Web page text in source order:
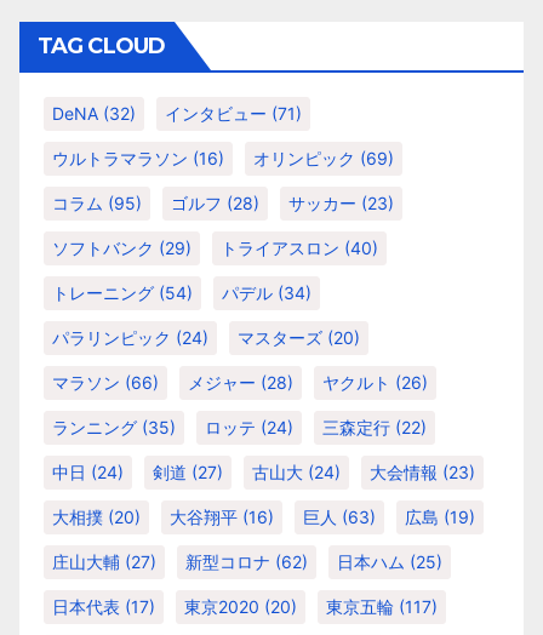
リ
TAG CLOUD
DeNA (32) インタビュー (71)
ウルトラマラソン (16) オリンピック (69)
コラム (95) ゴルフ (28) サッカー (23)
ソフトバンク (29) トライアスロン (40)
トレーニング (54) パデル (34)
パラリンピック (24) マスターズ (20)
マラソン (66) メジャー (28) ヤクルト (26)
ランニング (35) ロッテ (24) 三森定行 (22)
中日 (24) 剣道 (27) 古山大 (24) 大会情報 (23)
大相撲 (20) 大谷翔平 (16) 巨人 (63) 広島 (19)
庄山大輔 (27) 新型コロナ (62) 日本ハム (25)
日本代表 (17) 東京2020 (20) 東京五輪 (117)